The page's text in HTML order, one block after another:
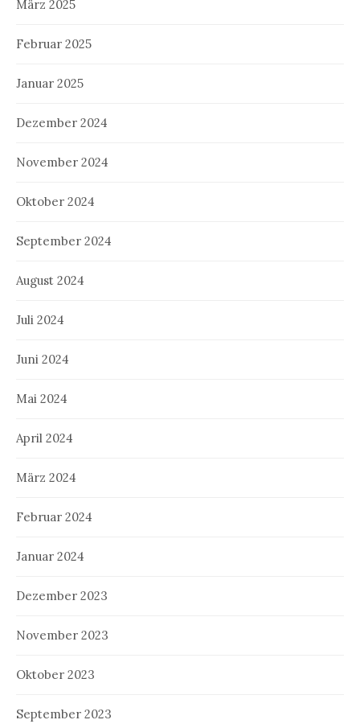
März 2025
Februar 2025
Januar 2025
Dezember 2024
November 2024
Oktober 2024
September 2024
August 2024
Juli 2024
Juni 2024
Mai 2024
April 2024
März 2024
Februar 2024
Januar 2024
Dezember 2023
November 2023
Oktober 2023
September 2023